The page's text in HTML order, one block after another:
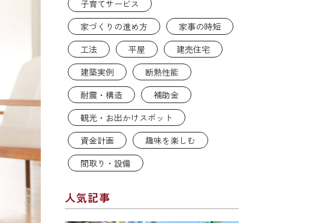
子育てサービス
家づくりの進め方
家事の時短
工法
平屋
建売住宅
建築実例
断熱性能
耐震・構造
補助金
観光・お出かけスポット
資金計画
趣味を楽しむ
間取り・設備
人気記事